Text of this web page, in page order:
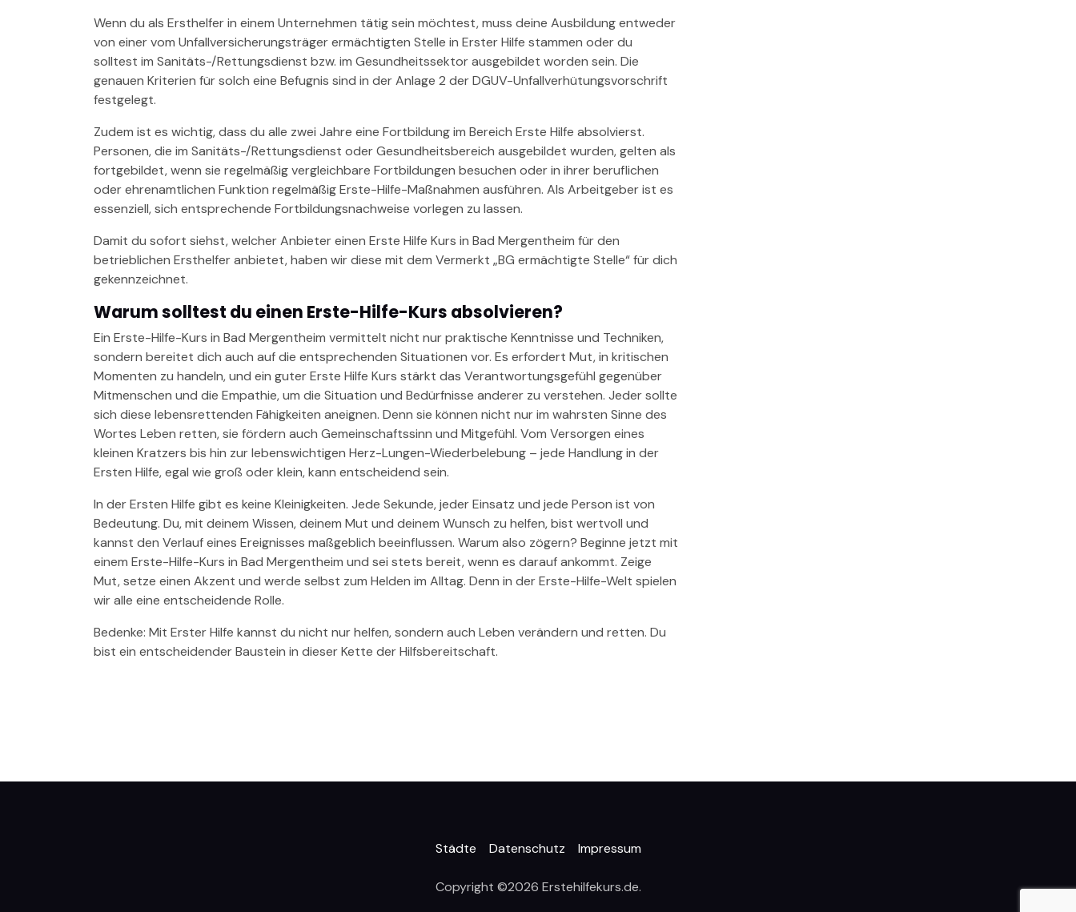
Wenn du als Ersthelfer in einem Unternehmen tätig sein möchtest, muss deine Ausbildung entweder
von einer vom Unfallversicherungsträger ermächtigten Stelle in Erster Hilfe stammen oder du
solltest im Sanitäts-/Rettungsdienst bzw. im Gesundheitssektor ausgebildet worden sein. Die
genauen Kriterien für solch eine Befugnis sind in der Anlage 2 der DGUV-Unfallverhütungsvorschrift
festgelegt.
Zudem ist es wichtig, dass du alle zwei Jahre eine Fortbildung im Bereich Erste Hilfe absolvierst.
Personen, die im Sanitäts-/Rettungsdienst oder Gesundheitsbereich ausgebildet wurden, gelten als
fortgebildet, wenn sie regelmäßig vergleichbare Fortbildungen besuchen oder in ihrer beruflichen
oder ehrenamtlichen Funktion regelmäßig Erste-Hilfe-Maßnahmen ausführen. Als Arbeitgeber ist es
essenziell, sich entsprechende Fortbildungsnachweise vorlegen zu lassen.
Damit du sofort siehst, welcher Anbieter einen Erste Hilfe Kurs in Bad Mergentheim für den
betrieblichen Ersthelfer anbietet, haben wir diese mit dem Vermerkt „BG ermächtigte Stelle“ für dich
gekennzeichnet.
Warum solltest du einen Erste-Hilfe-Kurs absolvieren?
Ein Erste-Hilfe-Kurs in Bad Mergentheim vermittelt nicht nur praktische Kenntnisse und Techniken,
sondern bereitet dich auch auf die entsprechenden Situationen vor. Es erfordert Mut, in kritischen
Momenten zu handeln, und ein guter Erste Hilfe Kurs stärkt das Verantwortungsgefühl gegenüber
Mitmenschen und die Empathie, um die Situation und Bedürfnisse anderer zu verstehen. Jeder sollte
sich diese lebensrettenden Fähigkeiten aneignen. Denn sie können nicht nur im wahrsten Sinne des
Wortes Leben retten, sie fördern auch Gemeinschaftssinn und Mitgefühl. Vom Versorgen eines
kleinen Kratzers bis hin zur lebenswichtigen Herz-Lungen-Wiederbelebung – jede Handlung in der
Ersten Hilfe, egal wie groß oder klein, kann entscheidend sein.
In der Ersten Hilfe gibt es keine Kleinigkeiten. Jede Sekunde, jeder Einsatz und jede Person ist von
Bedeutung. Du, mit deinem Wissen, deinem Mut und deinem Wunsch zu helfen, bist wertvoll und
kannst den Verlauf eines Ereignisses maßgeblich beeinflussen. Warum also zögern? Beginne jetzt mit
einem Erste-Hilfe-Kurs in Bad Mergentheim und sei stets bereit, wenn es darauf ankommt. Zeige
Mut, setze einen Akzent und werde selbst zum Helden im Alltag. Denn in der Erste-Hilfe-Welt spielen
wir alle eine entscheidende Rolle.
Bedenke: Mit Erster Hilfe kannst du nicht nur helfen, sondern auch Leben verändern und retten. Du
bist ein entscheidender Baustein in dieser Kette der Hilfsbereitschaft.
Städte Datenschutz Impressum
Copyright ©2026 Erstehilfekurs.de.